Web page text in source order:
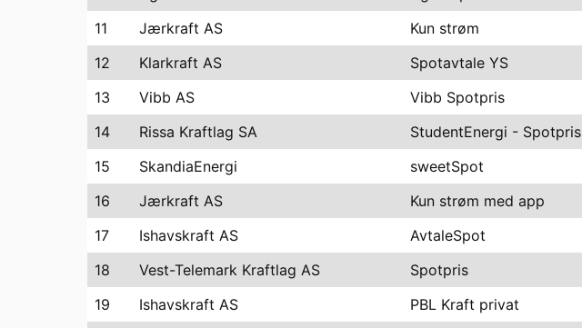
11
Jærkraft AS Kun strøm
12
Klarkraft AS Spotavtale YS
13
Vibb AS Vibb Spotpris
14
Rissa Kraftlag SA StudentEnergi - Spotpris
15
SkandiaEnergi sweetSpot
16
Jærkraft AS Kun strøm med app
17
Ishavskraft AS AvtaleSpot
18
Vest-Telemark Kraftlag AS Spotpris
19
Ishavskraft AS PBL Kraft privat